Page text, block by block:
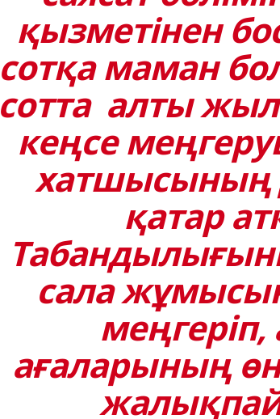
қызметінен
сотқа маман
сотта алты
кеңсе
қатар
сала
ағаларының